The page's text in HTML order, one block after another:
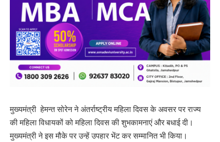
मुख्यमंत्री हेमन्त सोरेन ने अंतर्राष्ट्रीय महिला दिवस के अवसर पर राज्य
की महिला विधायकों को महिला दिवस की शुभकामनाएं और बधाई दी।
मुख्यमंत्री ने इस मौके पर उन्हें उपहार भेंट कर सम्मानित भी किया।